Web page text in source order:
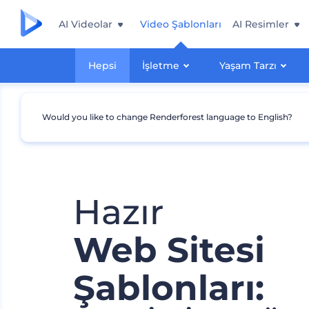
AI Videolar Video Şablonları
Hepsi İşletme Yaşam Tarzı
AI Resimler
Hazır
Web Sitesi
Şablonları:
Would you like to change Renderforest language to English?